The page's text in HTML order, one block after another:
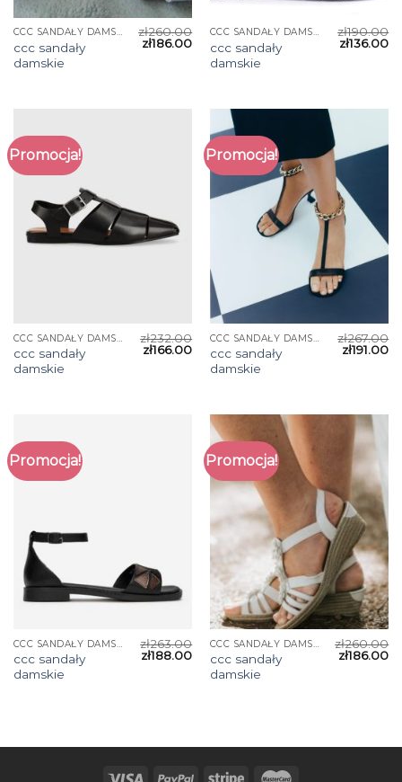
CCC SANDAŁY DAMSKIE
ccc sandały
damskie
zł260.00
zł186.00
CCC SANDAŁY DAMSKIE
ccc sandały
damskie
zł190.00
zł136.00
Promocja!
ccc sandały
damskie
zł232.00
zł166.00
Promocja!
ccc sandały
damskie
zł267.00
zł191.00
Promocja!
CCC SANDAŁY DAMSKIE
ccc sandały
damskie
zł263.00
zł188.00
Promocja!
CCC SANDAŁY DAMSKIE
ccc sandały
damskie
zł260.00
zł186.00